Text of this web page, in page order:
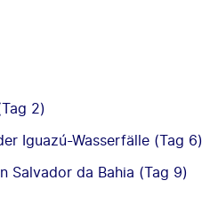
2)
Iguazú-Wasserfälle (Tag 6)
Salvador da Bahia (Tag 9)